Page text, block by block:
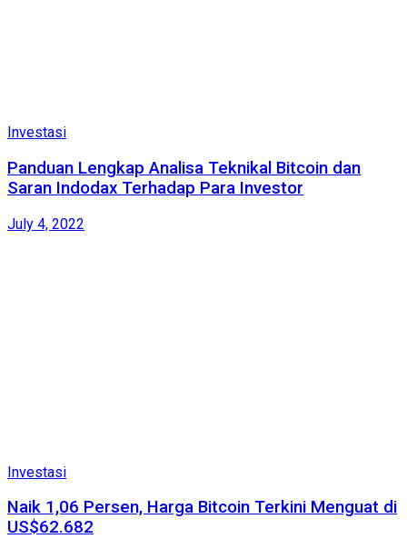
Investasi
Panduan Lengkap Analisa Teknikal Bitcoin dan
Saran Indodax Terhadap Para Investor
July 4, 2022
Investasi
Naik 1,06 Persen, Harga Bitcoin Terkini Menguat di
US$62.682